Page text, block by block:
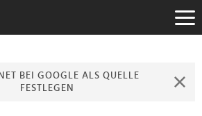
BEI GOOGLE ALS QUELLE
FESTLEGEN